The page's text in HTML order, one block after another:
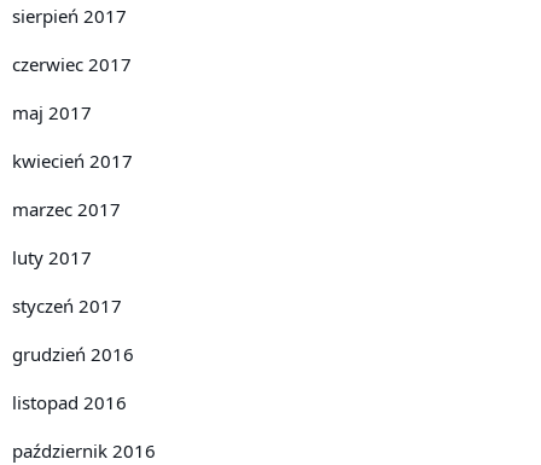
sierpień 2017
czerwiec 2017
maj 2017
kwiecień 2017
marzec 2017
luty 2017
styczeń 2017
grudzień 2016
listopad 2016
październik 2016